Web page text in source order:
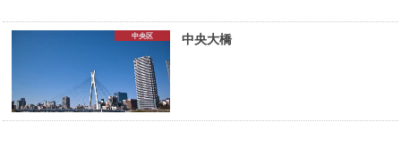
中央区 中央大橋